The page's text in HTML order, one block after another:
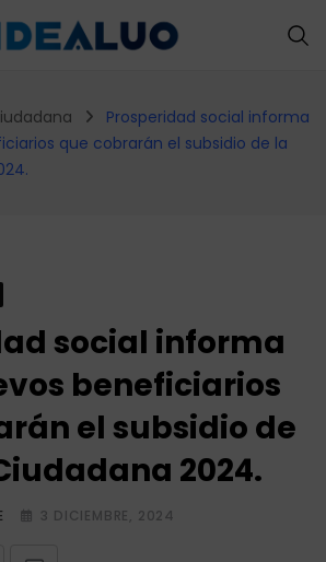
Prosperidad social informa
que cobrarán el subsidio de la
social informa
beneficiarios
el subsidio de
2024.
3 DICIEMBRE, 2024